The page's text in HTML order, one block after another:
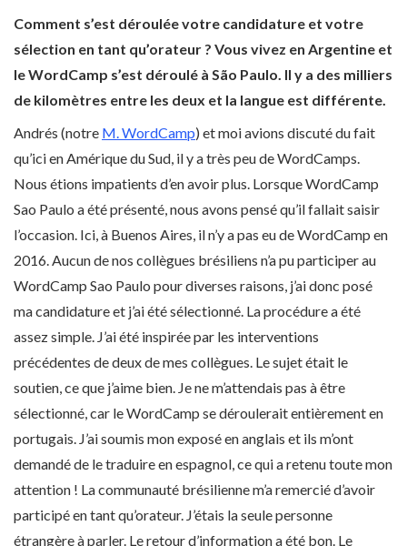
Comment s’est déroulée votre candidature et votre
sélection en tant qu’orateur ? Vous vivez en Argentine et
le WordCamp s’est déroulé à São Paulo. Il y a des milliers
de kilomètres entre les deux et la langue est différente.
Andrés (notre M. WordCamp) et moi avions discuté du fait
qu’ici en Amérique du Sud, il y a très peu de WordCamps.
Nous étions impatients d’en avoir plus. Lorsque WordCamp
Sao Paulo a été présenté, nous avons pensé qu’il fallait saisir
l’occasion. Ici, à Buenos Aires, il n’y a pas eu de WordCamp en
2016. Aucun de nos collègues brésiliens n’a pu participer au
WordCamp Sao Paulo pour diverses raisons, j’ai donc posé
ma candidature et j’ai été sélectionné. La procédure a été
assez simple. J’ai été inspirée par les interventions
précédentes de deux de mes collègues. Le sujet était le
soutien, ce que j’aime bien. Je ne m’attendais pas à être
sélectionné, car le WordCamp se déroulerait entièrement en
portugais. J’ai soumis mon exposé en anglais et ils m’ont
demandé de le traduire en espagnol, ce qui a retenu toute mon
attention ! La communauté brésilienne m’a remercié d’avoir
participé en tant qu’orateur. J’étais la seule personne
étrangère à parler. Le retour d’information a été bon. Le